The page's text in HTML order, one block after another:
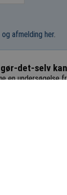
afmelding her.
det-selv
en undersøgelse